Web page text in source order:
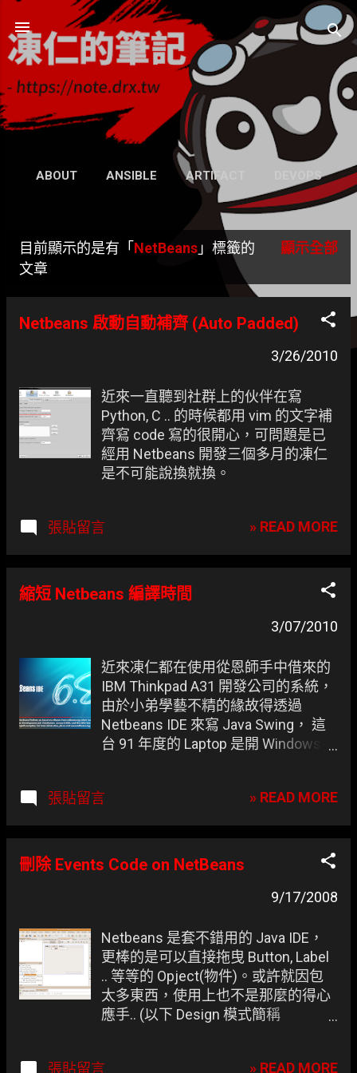
跳到主要內容
凍仁的筆記
- https://note.drx.tw
網頁
ABOUT ANSIBLE ARTIFACT DEVOPS
WIKI 更多…
GRAVATAR
發
表
文
目前顯示的是有「NetBeans 」標籤的
文章
顯示全部
Netbeans 啟動自動補齊 (Auto Padded)
3/26/2010
近來一直聽到社群上的伙伴在寫
Python, C .. 的時候都用 vim 的文字補
齊寫 code 寫的很開心，可問題是已
經用 Netbeans 開發三個多月的凍仁
是不可能說換就換。
張貼留言 » READ MORE
縮短 Netbeans 編譯時間
3/07/2010
近來凍仁都在使用從恩師手中借來的
IBM Thinkpad A31 開發公司的系統，
由於小弟學藝不精的緣故得透過
Netbeans IDE 來寫 Java Swing， 這
台 91 年度的 Laptop 是開 Windows
NetBeans 預設會啟用「建置 JAR」
時間在 JAR 上， 等凍仁發現時都已經
是兩個月之後的事情了，把時間還來
張貼留言 » READ MORE
刪除 Events Code on NetBeans
9/17/2008
Netbeans 是套不錯用的 Java IDE，
更棒的是可以直接拖曳 Button, Label
.. 等等的 Opject(物件)。或許就因包
太多東西，使用上也不是那麼的得心
應手.. (以下 Design 模式簡稱
張貼留言
» READ MORE